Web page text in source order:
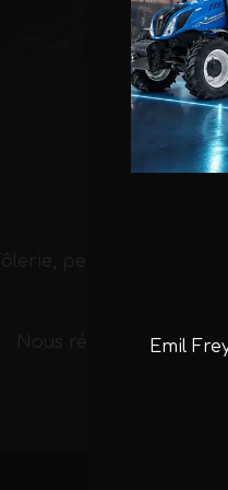
Tôlerie, peinture mais
Nous réalisons la
Emil